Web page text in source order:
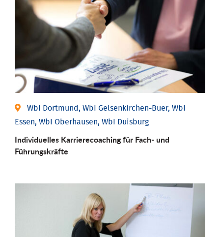
WbI Dortmund, WbI Gelsenkirchen-Buer, WbI
Essen, WbI Oberhausen, WbI Duisburg
Individu­elles Karrierecoaching für Fach-­ und
Führungs­kräfte